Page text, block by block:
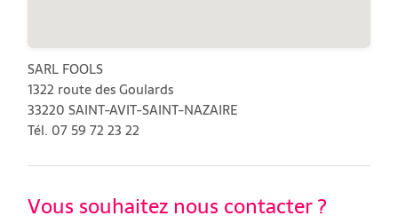
SARL FOOLS
1322 route des Goulards
33220 SAINT-AVIT-SAINT-NAZAIRE
Tél. 07 59 72 23 22
Vous souhaitez nous contacter ?